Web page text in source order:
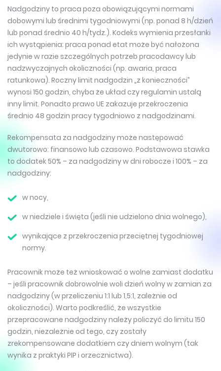
Nadgodziny to praca poza obowiązującymi normami
dobowymi lub średnimi tygodniowymi (np. ponad 8 h/dzień
lub ponad średnio 40 h/tydz.). Kodeks wymienia przesłanki
ich wystąpienia: praca ponad etat może być nałożona
jedynie w razie szczególnych potrzeb pracodawcy lub
nadzwyczajnych okoliczności (np. awaria, praca
ratunkowa). Roczny limit nadgodzin „z konieczności”
wynosi 150 godzin, chyba że układ czy regulamin ustalą
inny limit. Ponadto prawo UE zakazuje przekroczenia
średnio 48 godzin pracy tygodniowo z nadgodzinami.
Rekompensata za nadgodziny może następować
dwutorowo: finansowo lub czasowo. Podstawowa stawka
to dodatek 50% – za nadgodziny w dni robocze i 100% – za
nadgodziny:
w nocy,
w niedziele i święta (jeśli nie udzielono dnia wolnego),
wynikające z przekroczenia przeciętnej tygodniowej
normy.
Pracownik może też wnioskować o wolne zamiast dodatku
– jeśli pracownik dobrowolnie woli dzień wolny w zamian za
nadgodziny (w przeliczeniu 1:1 lub 1,5:1, zależnie od
okoliczności). Warto podkreślić, że wszystkie
przepracowane nadgodziny należy policzyć do limitu 150
godzin, niezależnie od tego, czy zostały
zrekompensowane dodatkiem czy dniem wolnym (tak
wynika z praktyki PIP i orzecznictwa).